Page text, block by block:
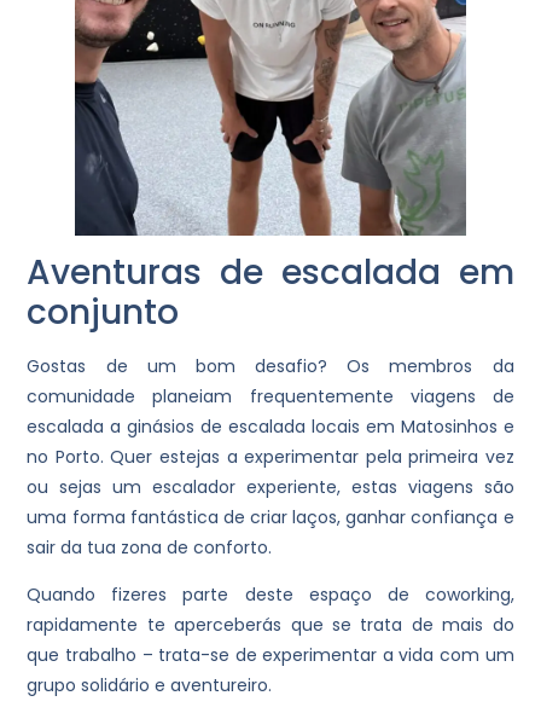
Aventuras de escalada em
conjunto
Gostas de um bom desafio? Os membros da
comunidade planeiam frequentemente viagens de
escalada a ginásios de escalada locais em Matosinhos e
no Porto. Quer estejas a experimentar pela primeira vez
ou sejas um escalador experiente, estas viagens são
uma forma fantástica de criar laços, ganhar confiança e
sair da tua zona de conforto.
Quando fizeres parte deste espaço de coworking,
rapidamente te aperceberás que se trata de mais do
que trabalho – trata-se de experimentar a vida com um
grupo solidário e aventureiro.